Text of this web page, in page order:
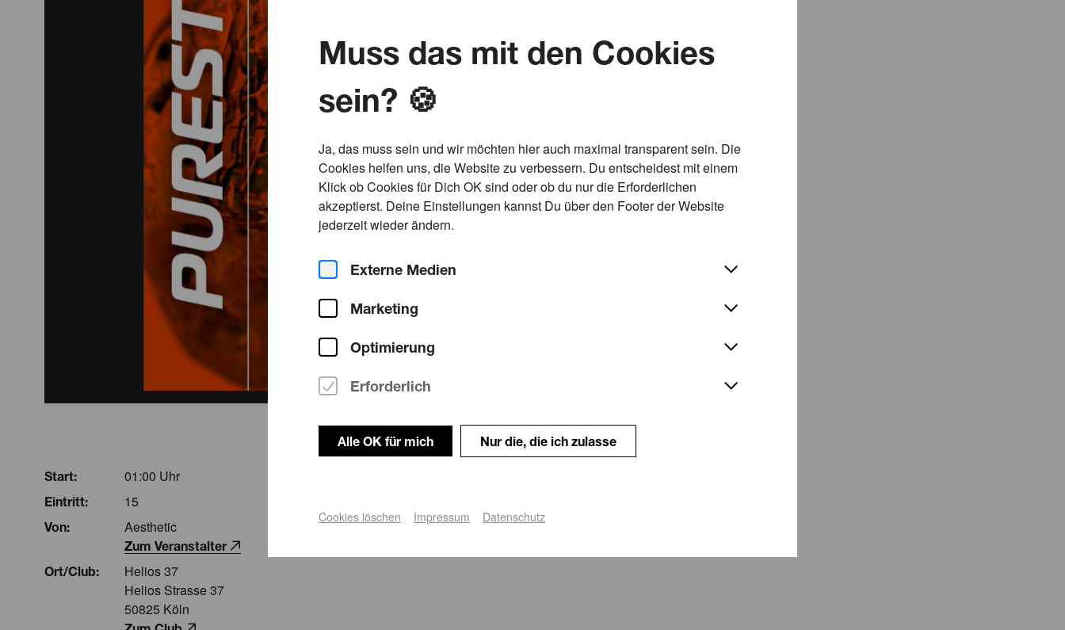
Muss das mit den Cookies
sein? 🍪
Ja, das muss sein und wir möchten hier auch maximal transparent sein. Die
Cookies helfen uns, die Website zu verbessern. Du entscheidest mit einem
Klick ob Cookies für Dich OK sind oder ob du nur die Erforderlichen
akzeptierst. Deine Einstellungen kannst Du über den Footer der Website
jederzeit wieder ändern.
Externe Medien
Marketing
Optimierung
Erforderlich
Alle OK für mich Nur die, die ich zulasse
Cookies löschen Impressum Datenschutz
https://www.instagram.com/purest_health
Start: 01:00 Uhr
Eintritt: 15
Von: Aesthetic
Zum Veranstalter
Ort/Club:
Helios 37
Helios Strasse 37
50825 Köln